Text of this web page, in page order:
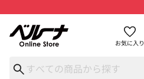
お気に入り